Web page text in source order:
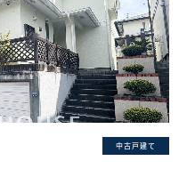
中古戸建て